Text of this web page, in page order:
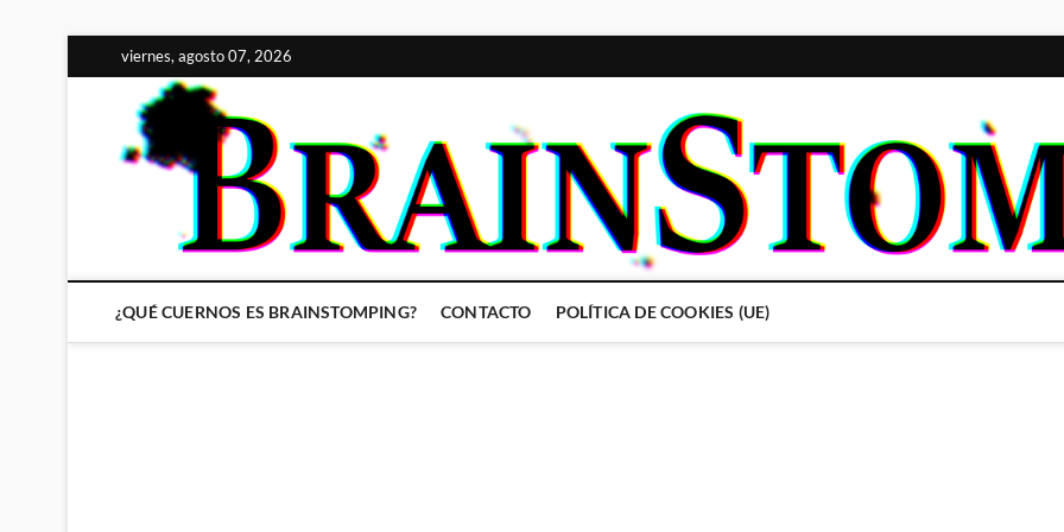
al
contenido
viernes, agosto 07, 2026
¿QUÉ CUERNOS ES BRAINSTOMPING? CONTACTO POLÍTICA DE COOKIES (UE)